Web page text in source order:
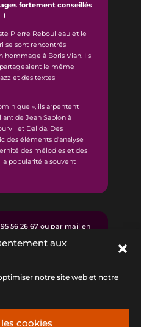
aux
notre site web et notre
cookies
fortement conseillés
!
Pierre Reboulleau et le
se sont rencontrés
hommage à Boris Vian. Ils
le même
et des textes
», ils arpentent
de Jean Sablon à
et Dalida. Des
des éléments d’analyse
des mélodies et des
popularité a souvent
56 26 67 ou par mail en
en cliquant
abonné octave 15€)